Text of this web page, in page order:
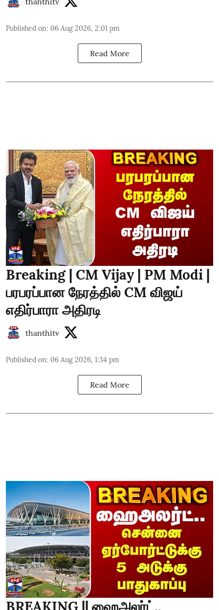
Published on: 06 Aug 2026, 2:01 pm
Read More
Breaking | CM Vijay | PM Modi |
பரபரப்பான நேரத்தில் CM விஜய்
எதிர்பாரா அதிரடி
thanthitv
Published on: 06 Aug 2026, 1:34 pm
Read More
BREAKING || ஹைஅலர்ட்..